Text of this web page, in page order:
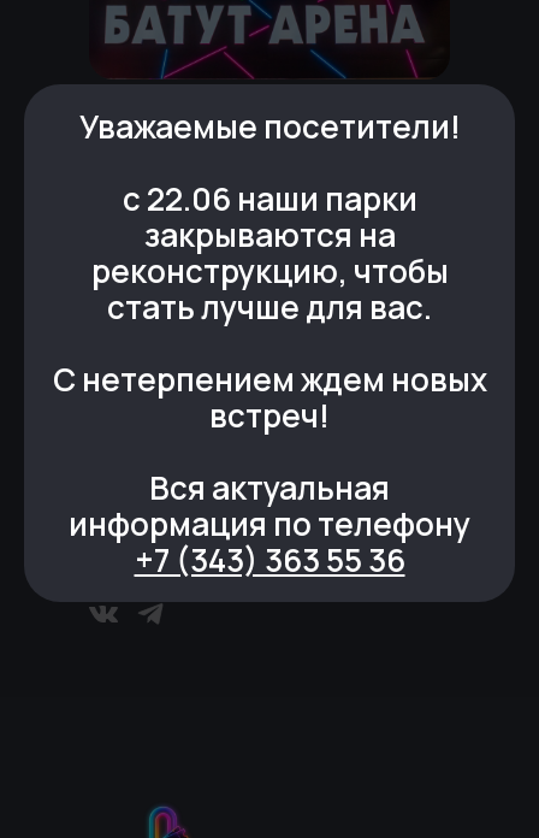
Уважаемые посетители!
с 22.06 наши парки
закрываются на
реконструкцию, чтобы
стать лучше для вас.
С нетерпением ждем новых
встреч!
Вся актуальная
информация по телефону
+7 (343) 363 55 36
+7 (343) 344 12 30
Екатеринбург, ул. 8 Марта, 46
уровень 3
activity.park@parks-ekb.ru
+7 (912) 048 88 54
администратор
по заказу любого праздника